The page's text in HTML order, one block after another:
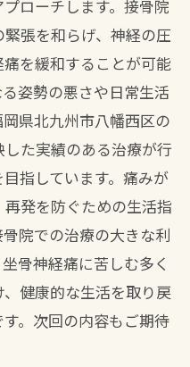
ローチします。接骨院
張を和らげ、神経の圧
を緩和することが可能
姿勢の悪さや日常生活
県北九州市八幡西区の
た実績のある治療が行
指しています。痛みが
発を防ぐための生活指
院での治療の大きな利
骨神経痛に苦しむ多く
健康的な生活を取り戻
。次回の内容もご期待